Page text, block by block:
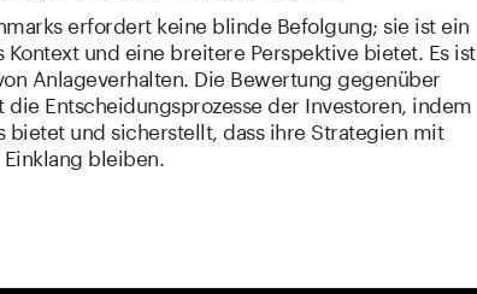
erfordert keine blinde Befolgung; sie ist ein
Kontext und eine breitere Perspektive bietet. Es ist
Anlageverhalten. Die Bewertung gegenüber
Entscheidungsprozesse der Investoren, indem
bietet und sicherstellt, dass ihre Strategien mit
bleiben.